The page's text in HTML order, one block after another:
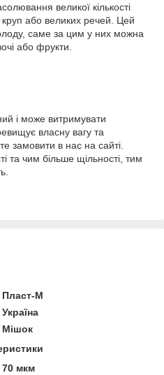
великої кількості
круп або великих речей. Цей
саме за цим у них можна
або фрукти.
і може витримувати
власну вагу та
замовити в нас на сайті.
та чим більше щільності, тим
Пласт-М
Україна
Мішок
70 мкм